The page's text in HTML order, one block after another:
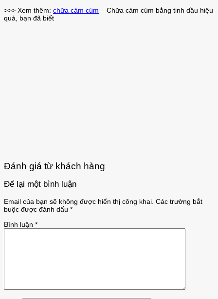
>>> Xem thêm: chữa cảm cúm – Chữa cảm cúm bằng tinh dầu hiệu
quả, bạn đã biết
Đánh giá từ khách hàng
Để lại một bình luận
Email của bạn sẽ không được hiển thị công khai. Các trường bắt
buộc được đánh dấu *
Bình luận *